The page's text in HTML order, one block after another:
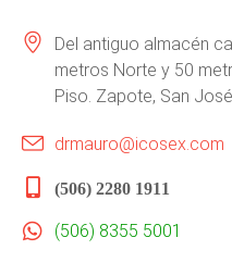
Del antiguo almacén
metros Norte y 50
Piso. Zapote, San
drmauro@icosex.com
(506) 2280 1911
(506) 8355 5001